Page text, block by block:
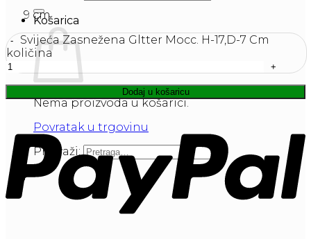
Košarica
Nema proizvoda u košarici.
Povratak u trgovinu
Pretraži:
9 cm
Svijeća Zasnežena Gltter Mocc. H-17,D-7 Cm
količina
Dodaj u košaricu